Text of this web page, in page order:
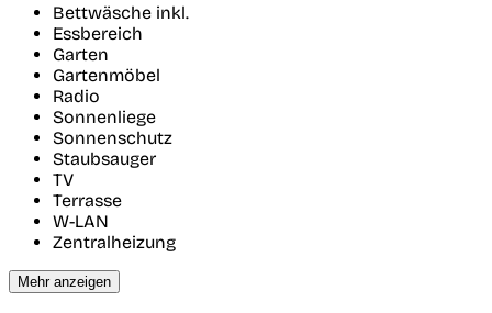
Bettwäsche inkl.
Essbereich
Garten
Gartenmöbel
Radio
Sonnenliege
Sonnenschutz
Staubsauger
TV
Terrasse
W-LAN
Zentralheizung
Mehr anzeigen